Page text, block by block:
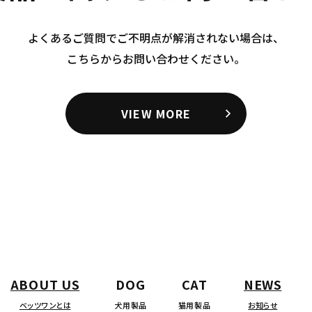
よくあるご質問でご不明点が解消されない場合は、
こちらからお問い合わせください。
VIEW MORE
ABOUT US
ベッツワンとは
DOG
犬用製品
CAT
猫用製品
NEWS
お知らせ